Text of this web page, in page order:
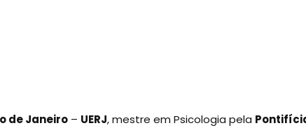
de Janeiro – UERJ, mestre em Psicologia pela